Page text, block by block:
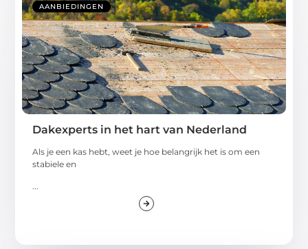
AANBIEDINGEN
Dakexperts in het hart van Nederland
Als je een kas hebt, weet je hoe belangrijk het is om een
stabiele en
...